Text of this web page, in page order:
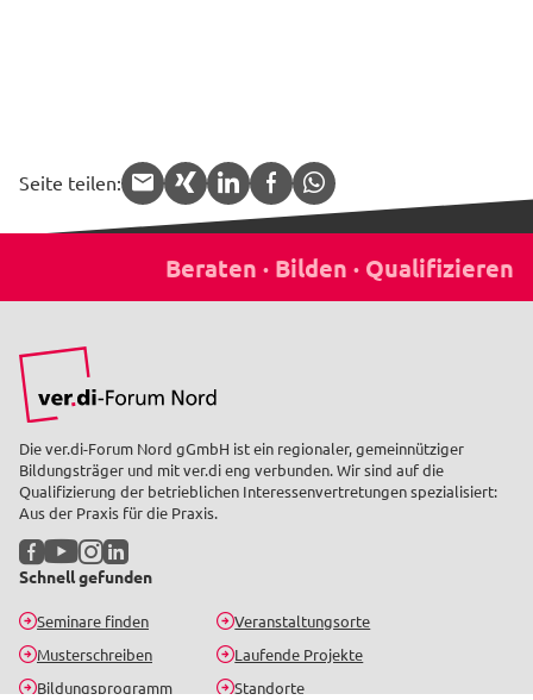
Seite teilen:
APP.share.target.mail
APP.share.target.xing
Die ver.di-Forum Nord gGmbH ist ein regionaler, gemeinnütziger
Bildungsträger und mit ver.di eng verbunden. Wir sind auf die
Qualifizierung der betrieblichen Interessenvertretungen spezialisiert:
Aus der Praxis für die Praxis.
Facebook
YouTubeInstagram
LinkedIn
Schnell gefunden
Seminare finden
Musterschreiben
Bildungsprogramm
Veranstaltungsorte
Laufende Projekte
Standorte